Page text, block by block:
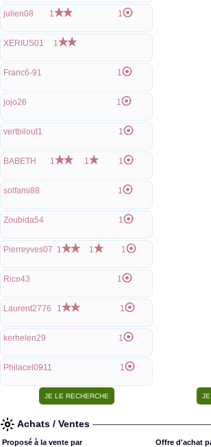
julien08 1 1
XERIUS01 1
Franc6-91 1
jojo26 1
vertbilout1 1
BABETH 1 1 1
solfami88 1
Zoubida54 1
Pierreyves07 1 1 1
Rico43 1
Laurent2776 1 1
kerhelen29 1
Philacel0911 1
Achats / Ventes
Proposé à la vente par Offre d'achat